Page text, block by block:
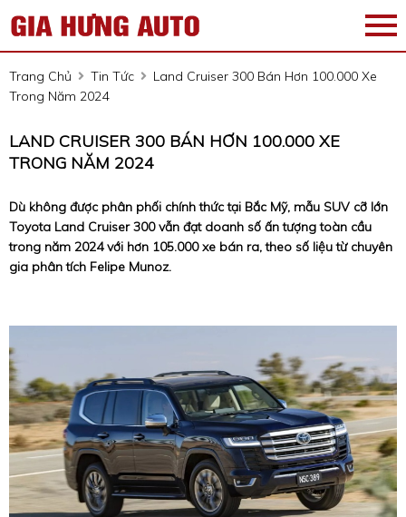
Trang Chủ Tin Tức
Land Cruiser 300 Bán Hơn 100.000 Xe
Trong Năm 2024
LAND CRUISER 300 BÁN HƠN 100.000 XE
TRONG NĂM 2024
Dù không được phân phối chính thức tại Bắc Mỹ, mẫu SUV cỡ lớn
Toyota Land Cruiser 300 vẫn đạt doanh số ấn tượng toàn cầu
trong năm 2024 với hơn 105.000 xe bán ra, theo số liệu từ chuyên
gia phân tích Felipe Munoz.